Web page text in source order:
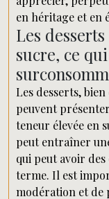
en héritage et en
Les
sucre, ce
Les desserts,
peuvent
teneur élevée en
peut entraîner
qui peut avoir des
terme. Il est
modération et de